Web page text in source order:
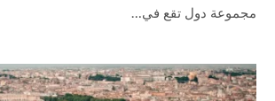
مجموعة دول تقع في…